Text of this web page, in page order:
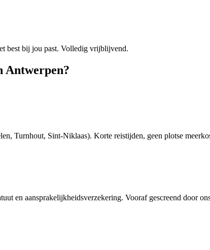
best bij jou past. Volledig vrijblijvend.
Antwerpen?
Turnhout, Sint-Niklaas). Korte reistijden, geen plotse
en aansprakelijkheidsverzekering. Vooraf gescreend door